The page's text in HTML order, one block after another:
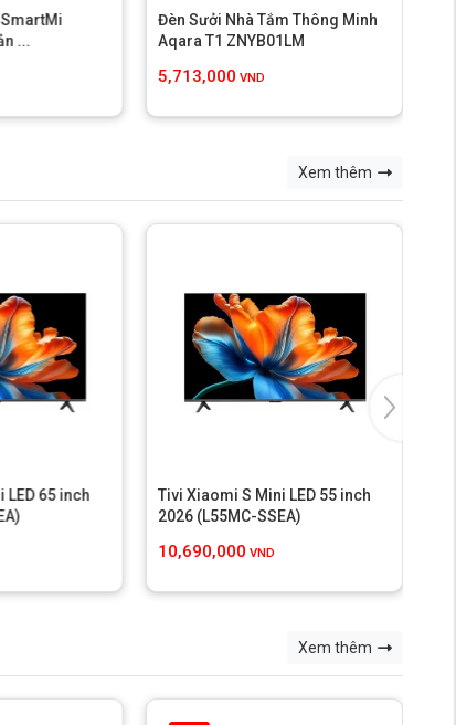
...
Đèn Sưởi Nhà Tắm Thông Minh
Aqara T1 ZNYB01LM
5,713,000 VND
Xem thêm
LED 65 inch
Tivi Xiaomi S Mini LED 55 inch
2026 (L55MC-SSEA)
10,690,000 VND
Xem thêm